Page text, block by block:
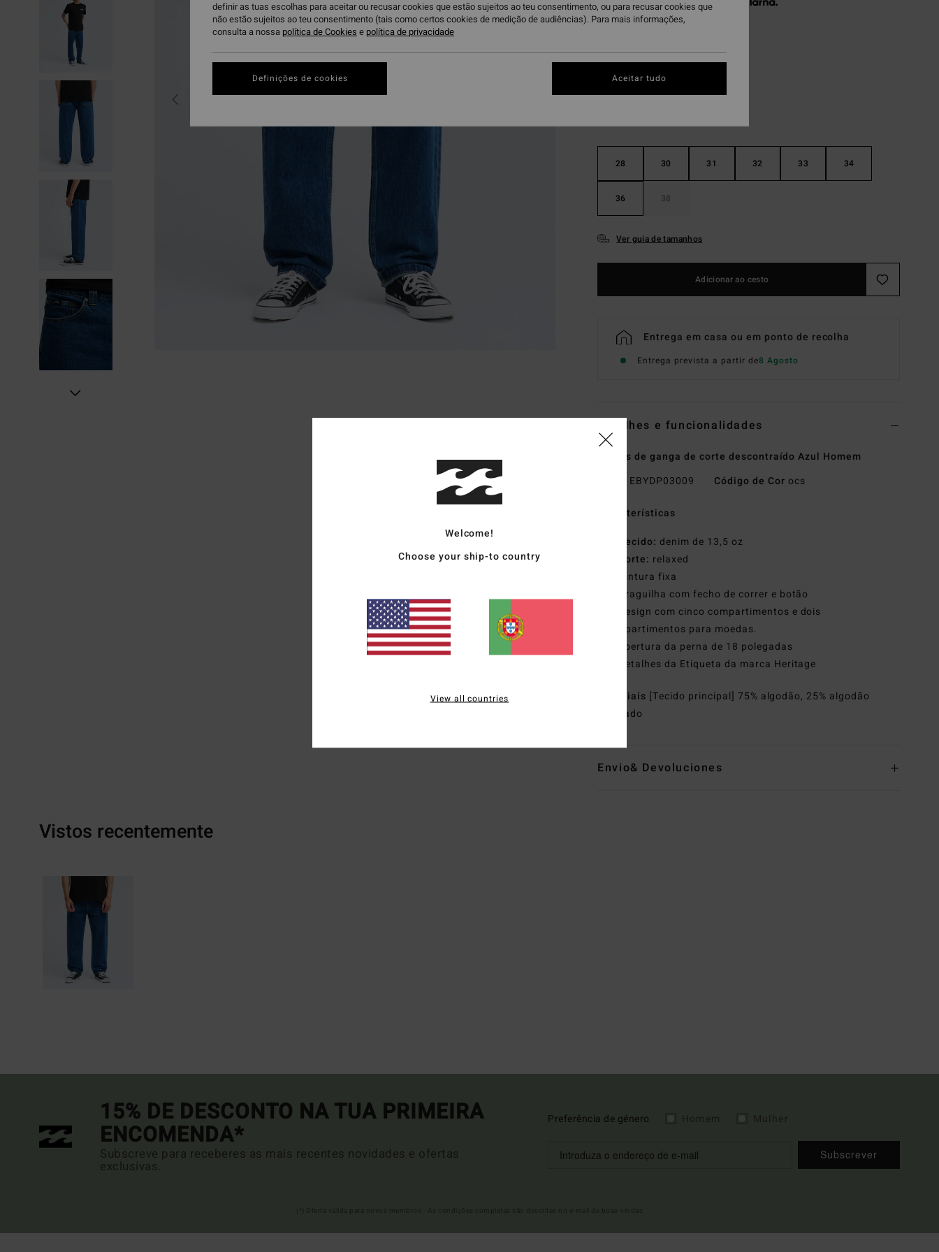
28 30 31 32 33 34
36 38
Ver guia de tamanhos
Adicionar ao cesto
Entrega em casa ou em ponto de recolha
Entrega prevista a partir de8 Agosto
Detalhes e funcionalidades
Calças de ganga de corte descontraído Azul Homem
EBYDP03009 Código de Cor ocs
Características
Tecido: denim de 13,5 oz
Corte: relaxed
Cintura fixa
Braguilha com fecho de correr e botão
Design com cinco compartimentos e dois
compartimentos para moedas.
abertura da perna de 18 polegadas
Detalhes da Etiqueta da marca Heritage
Materiais [Tecido principal] 75% algodão, 25% algodão
reciclado
Envio& Devoluciones
Vistos recentemente
15% DE DESCONTO NA TUA PRIMEIRA
ENCOMENDA*
Subscreve para receberes as mais recentes novidades e ofertas
exclusivas.
Preferência de género
Subscrever
Welcome!
Choose your ship-to country
View all countries
definir as tuas escolhas para aceitar ou recusar cookies que estão sujeitos ao teu consentimento, ou para recusar cookies que
não estão sujeitos ao teu consentimento (tais como certos cookies de medição de audiências). Para mais informações,
consulta a nossa política de Cookies e política de privacidade
Definições de cookies Aceitar tudo